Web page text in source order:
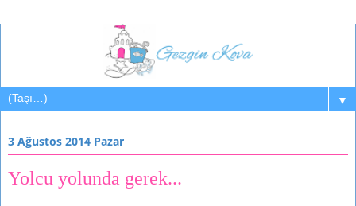
▼
3 Ağustos 2014 Pazar
Yolcu yolunda gerek...